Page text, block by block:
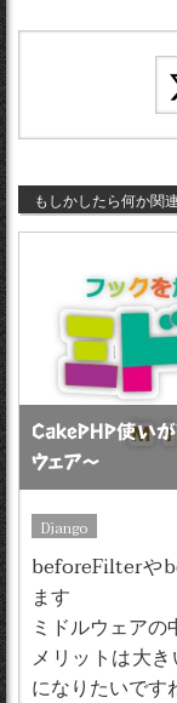
もしかしたら何か関
CakePHP使い
ウェア〜
Django
beforeFilterや
ます
ミドルウェア
メリットは大
になりたいです